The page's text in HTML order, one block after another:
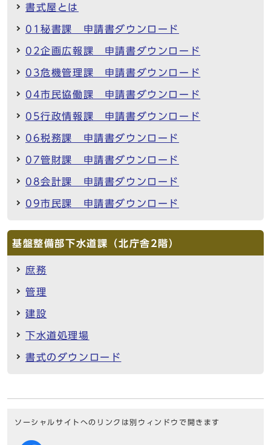
書式屋とは
01秘書課 申請書ダウンロード
02企画広報課 申請書ダウンロード
03危機管理課 申請書ダウンロード
04市民協働課 申請書ダウンロード
05行政情報課 申請書ダウンロード
06税務課 申請書ダウンロード
07管財課 申請書ダウンロード
08会計課 申請書ダウンロード
09市民課 申請書ダウンロード
基盤整備部下水道課（北庁舎2階）
庶務
管理
建設
下水道処理場
書式のダウンロード
ソーシャルサイトへのリンクは別ウィンドウで開きます